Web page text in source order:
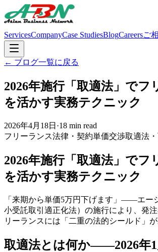
ServicesCompanyCase StudiesBlogCareersご
← ブログ一覧に戻る
2026年施行「取適法」で
を活かす実務テクニック
2026年4月18日 ·18 min read
フリーランス法律・契約単価交渉取適法
2026年施行「取適法」で
を活かす実務テクニック
「来期から単価5万円下げます」――エー
小受託取引適正化法）の施行により、発
リーランスには「二重の法的シールド」
取適法とは何か――2026年